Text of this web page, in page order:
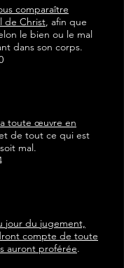
comparaître
de Christ, afin que
le bien ou le mal
dans son corps.
toute œuvre en
de tout ce qui est
mal.
jour du jugement,
compte de toute
auront proférée.